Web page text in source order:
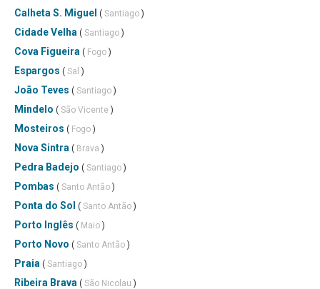
Calheta S. Miguel ( Santiago )
Cidade Velha ( Santiago )
Cova Figueira ( Fogo )
Espargos ( Sal )
João Teves ( Santiago )
Mindelo ( São Vicente )
Mosteiros ( Fogo )
Nova Sintra ( Brava )
Pedra Badejo ( Santiago )
Pombas ( Santo Antão )
Ponta do Sol ( Santo Antão )
Porto Inglês ( Maio )
Porto Novo ( Santo Antão )
Praia ( Santiago )
Ribeira Brava ( São Nicolau )